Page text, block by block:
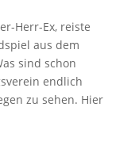
Herr-Ex, reiste
aus dem
sind schon
endlich
zu sehen. Hier